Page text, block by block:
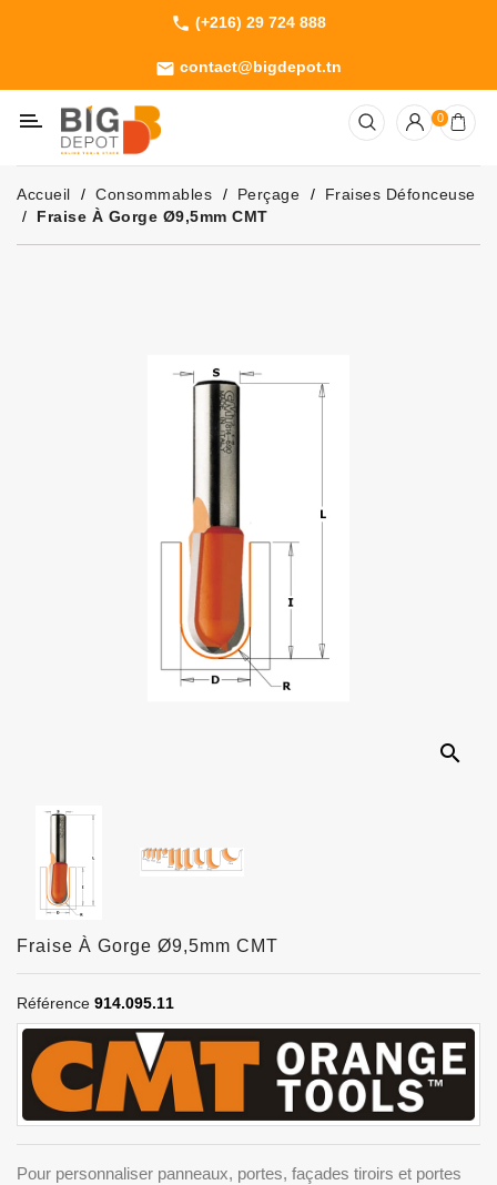
phone (+216) 29 724 888
email contact@bigdepot.tn
Machines
Outillage
Jardinage
Consommables
0
Accueil Consommables Perçage
Fraises Défonceuse
Fraise À Gorge Ø9,5mm CMT
search
Fraise À Gorge Ø9,5mm CMT
Référence 914.095.11
Pour personnaliser panneaux, portes, façades tiroirs et portes